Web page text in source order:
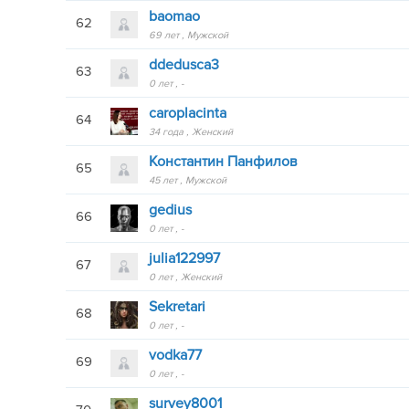
62 baomao
69 лет Мужской
63 ddedusca3
0 лет -
64 caroplacinta
34 года Женский
65 Константин Панфилов
45 лет Мужской
66 gedius
0 лет -
67 julia122997
0 лет Женский
68 Sekretari
0 лет -
69 vodka77
0 лет -
survey8001